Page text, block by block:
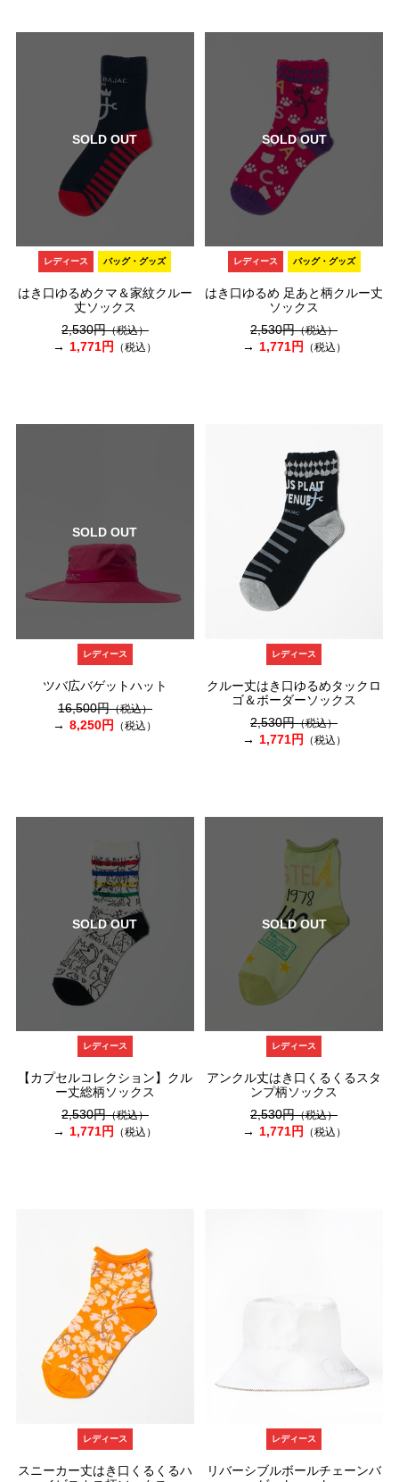
SOLD OUT
レディース バッグ・グッズ
はき口ゆるめクマ＆家紋クルー
丈ソックス
2,530円（税込）
1,771円 （税込）
SOLD OUT
レディース バッグ・グッズ
はき口ゆるめ 足あと柄クルー丈
ソックス
2,530円（税込）
1,771円 （税込）
SOLD OUT
レディース
ツバ広バゲットハット
16,500円（税込）
8,250円 （税込）
レディース
クルー丈はき口ゆるめタックロ
ゴ＆ボーダーソックス
2,530円（税込）
1,771円 （税込）
SOLD OUT
レディース
【カプセルコレクション】クル
ー丈総柄ソックス
2,530円（税込）
1,771円 （税込）
SOLD OUT
レディース
アンクル丈はき口くるくるスタ
ンプ柄ソックス
2,530円（税込）
1,771円 （税込）
レディース
スニーカー丈はき口くるくるハ
レディース
リバーシブルボールチェーンバ